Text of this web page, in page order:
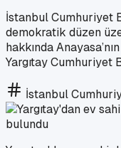
İstanbul Cumhuriyet
demokratik düzen
hakkında
Yargıtay Cumhuriyet
İstanbul